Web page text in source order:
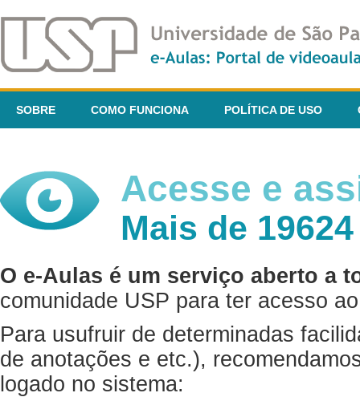
SOBRE COMO FUNCIONA POLÍTICA DE USO
Acesse e
Mais de
O e-Aulas é um serviço aberto a
comunidade USP para ter acesso
Para usufruir de determinadas
de anotações e etc.),
logado no sistema: